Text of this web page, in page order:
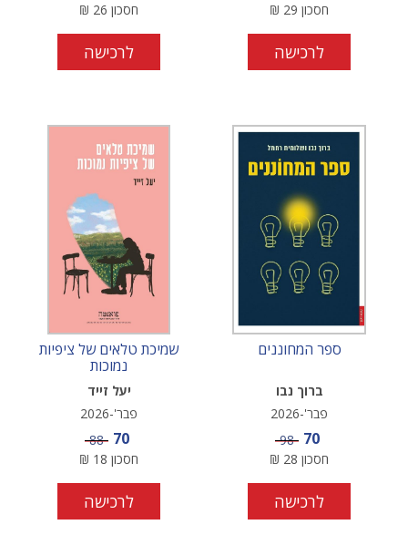
חסכון 29
₪
לרכישה
חסכון 26
₪
לרכישה
ספר המחוננים
ברוך נבו
פבר'-2026
מחיר מבצע
70 מחיר
98
חסכון 28
₪
לרכישה
שמיכת טלאים של ציפיות
נמוכות
יעל זייד
פבר'-2026
מחיר מבצע
70 מחיר
88
חסכון 18
₪
לרכישה